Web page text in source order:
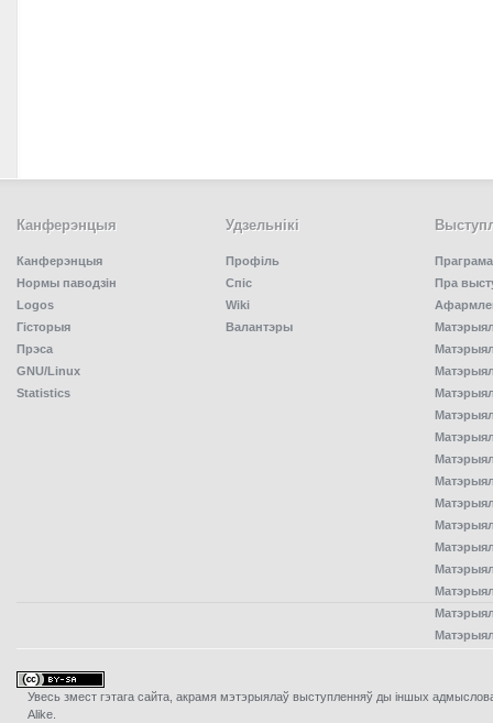
Канферэнцыя
Канферэнцыя
Нормы паводзін
Logos
Гісторыя
Прэса
GNU/Linux
Statistics
Удзельнiкi
Профіль
Спiс
Wiki
Валантэры
Праграма
Пра
Увесь змест гэтага сайта, акрамя мэтэрыялаў выступленняў ды iншых
Alike.